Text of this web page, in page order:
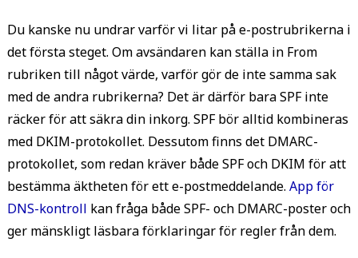
Du kanske nu undrar varför vi litar på e-postrubrikerna i
det första steget. Om avsändaren kan ställa in From
rubriken till något värde, varför gör de inte samma sak
med de andra rubrikerna? Det är därför bara SPF inte
räcker för att säkra din inkorg. SPF bör alltid kombineras
med DKIM-protokollet. Dessutom finns det DMARC-
protokollet, som redan kräver både SPF och DKIM för att
bestämma äktheten för ett e-postmeddelande. App för
DNS-kontroll kan fråga både SPF- och DMARC-poster och
ger mänskligt läsbara förklaringar för regler från dem.